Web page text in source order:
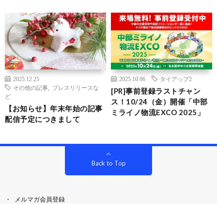
2025.12.25
その他の記事
プレスリリースな
ど
【お知らせ】年末年始の記事
配信予定につきまして
2025.10.06 タイアップ2
[PR]事前登録ラストチャン
ス！10/24（金）開催「中部
ミライノ物流EXCO 2025」
Back to Top
メルマガ会員登録